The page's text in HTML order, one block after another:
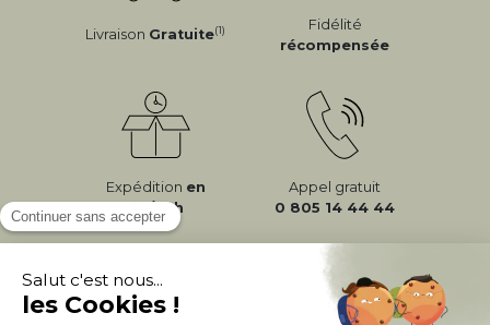
Livraison Gratuite(1)
Fidélité
récompensée
Expédition en
24/72h
Appel gratuit
0 805 14 44 44